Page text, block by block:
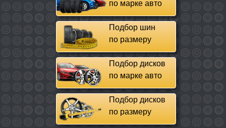
по марке авто
Подбор шин
по размеру
Подбор дисков
по марке авто
Подбор дисков
по размеру